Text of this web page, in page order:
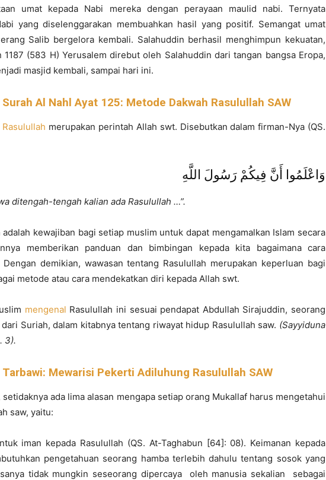
umat kepada Nabi mereka dengan perayaan maulid nabi. Ternyata
yang diselenggarakan membuahkan hasil yang positif. Semangat umat
Salib bergelora kembali. Salahuddin berhasil menghimpun kekuatan,
1187 (583 H) Yerusalem direbut oleh Salahuddin dari tangan bangsa Eropa,
masjid kembali, sampai hari ini.
Al Nahl Ayat 125: Metode Dakwah Rasulullah SAW
Rasulullah merupakan perintah Allah swt. Disebutkan dalam firman-Nya (QS.
وَاعْلَمُوا أَنَّ فِيكُمْ رَسُولَ اللَّهِ
ditengah-tengah kalian ada Rasulullah …”.
adalah kewajiban bagi setiap muslim untuk dapat mengamalkan Islam secara
memberikan panduan dan bimbingan kepada kita bagaimana cara
Dengan demikian, wawasan tentang Rasulullah merupakan keperluan bagi
metode atau cara mendekatkan diri kepada Allah swt.
mengenal Rasulullah ini sesuai pendapat Abdullah Sirajuddin, seorang
Suriah, dalam kitabnya tentang riwayat hidup Rasulullah saw. (Sayyiduna
3).
Mewarisi Pekerti Adiluhung Rasulullah SAW
ada lima alasan mengapa setiap orang Mukallaf harus mengetahui
saw, yaitu:
iman kepada Rasulullah (QS. At-Taghabun [64]: 08). Keimanan kepada
pengetahuan seorang hamba terlebih dahulu tentang sosok yang
tidak mungkin seseorang dipercaya oleh manusia sekalian sebagai